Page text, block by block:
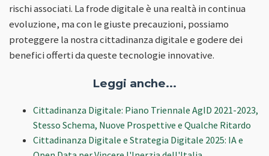
rischi associati. La frode digitale è una realtà in continua
evoluzione, ma con le giuste precauzioni, possiamo
proteggere la nostra cittadinanza digitale e godere dei
benefici offerti da queste tecnologie innovative.
Leggi anche...
Cittadinanza Digitale: Piano Triennale AgID 2021-2023,
Stesso Schema, Nuove Prospettive e Qualche Ritardo
Cittadinanza Digitale e Strategia Digitale 2025: IA e